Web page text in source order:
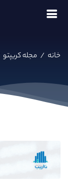
خانه / مجله کریپتو